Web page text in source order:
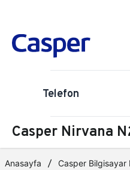
Telefon
Casper Nirvana
Anasayfa Casper Bilgisayar